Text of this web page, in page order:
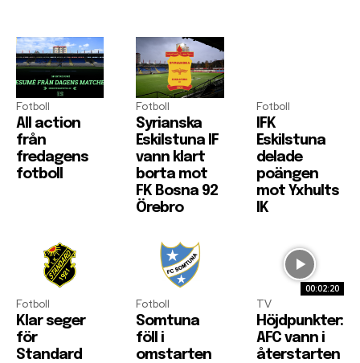
Fotboll
All action
från
fredagens
fotboll
Fotboll
Syrianska
Eskilstuna IF
vann klart
borta mot
FK Bosna 92
Örebro
Fotboll
IFK
Eskilstuna
delade
poängen
mot Yxhults
IK
Fotboll
Klar seger
för
Standard
Fotboll
Somtuna
föll i
omstarten
00:02:20
TV
Höjdpunkter:
AFC vann i
återstarten